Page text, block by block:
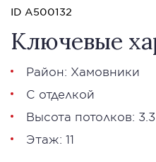
ID A500132
Ключевые
Район: Хамовники
С отделкой
Высота потолков:
Этаж: 11